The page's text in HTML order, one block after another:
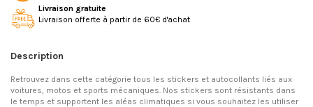
Livraison gratuite
Livraison offerte à partir de 60€ d'achat
Description
Retrouvez dans cette catégorie tous les stickers et autocollants liés aux
voitures, motos et sports mécaniques. Nos stickers sont résistants dans
le temps et supportent les aléas climatiques si vous souhaitez les utiliser